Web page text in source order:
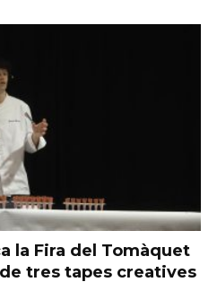
la Fira del Tomàquet
tres tapes creatives